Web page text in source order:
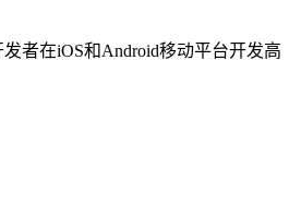
者在iOS和Android移动平台开发高